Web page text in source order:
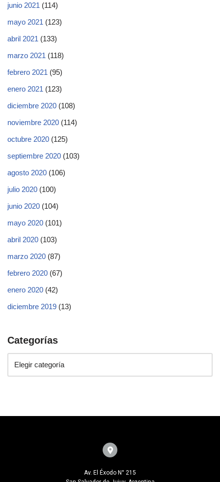
junio 2021 (114)
mayo 2021 (123)
abril 2021 (133)
marzo 2021 (118)
febrero 2021 (95)
enero 2021 (123)
diciembre 2020 (108)
noviembre 2020 (114)
octubre 2020 (125)
septiembre 2020 (103)
agosto 2020 (106)
julio 2020 (100)
junio 2020 (104)
mayo 2020 (101)
abril 2020 (103)
marzo 2020 (87)
febrero 2020 (67)
enero 2020 (42)
diciembre 2019 (13)
Categorías
Av. El Éxodo N° 215